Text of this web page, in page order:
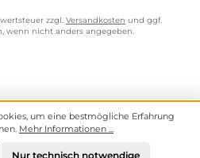
zzgl. Versandkosten und ggf.
wenn nicht anders angegeben.
um eine bestmögliche Erfahrung
Mehr Informationen ...
Nur technisch notwendige